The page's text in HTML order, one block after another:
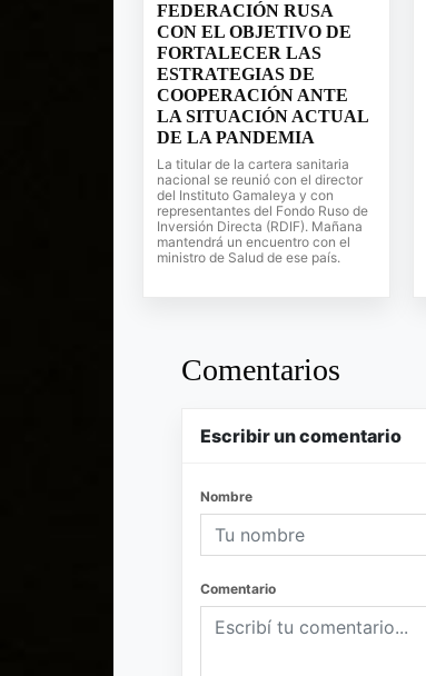
FEDERACIÓN RUSA
CON EL OBJETIVO DE
FORTALECER LAS
ESTRATEGIAS DE
COOPERACIÓN ANTE
LA SITUACIÓN ACTUAL
DE LA PANDEMIA
La titular de la cartera sanitaria
nacional se reunió con el director
del Instituto Gamaleya y con
representantes del Fondo Ruso de
Inversión Directa (RDIF). Mañana
mantendrá un encuentro con el
ministro de Salud de ese país.
Comentarios
Escribir un comentario
Nombre
Comentario